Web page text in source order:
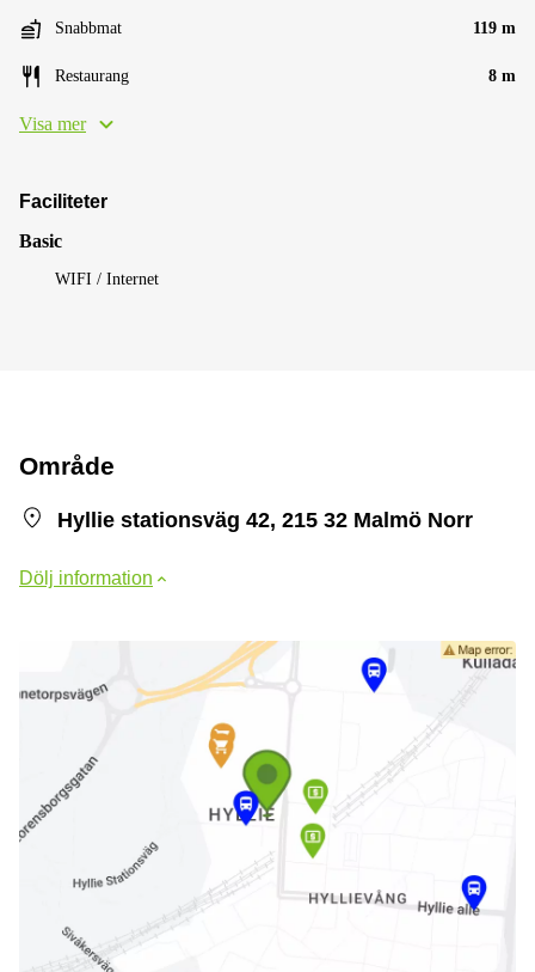
Snabbmat 119 m
Restaurang 8 m
Visa mer
Faciliteter
Basic
WIFI / Internet
Område
Hyllie stationsväg 42, 215 32 Malmö Norr
Dölj information